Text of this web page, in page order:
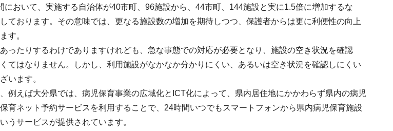
において、実施する自治体が40市町、96施設から、44市町、144施設と実に1.5倍に増加するな
ております。その意味では、更なる施設数の増加を期待しつつ、保護者からは更に利便性の向上
す。
ったりするわけでありますけれども、急な事態での対応が必要となり、施設の空き状況を確認
てはなりません。しかし、利用施設がなかなか分かりにくい、あるいは空き状況を確認しにくい
います。
例えば大分県では、病児保育事業の広域化とICT化によって、県内居住地にかかわらず県内の病児
育ネット予約サービスを利用することで、24時間いつでもスマートフォンから県内病児保育施設
うサービスが提供されています。